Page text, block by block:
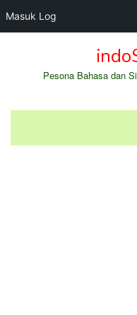
Masuk Log
Pesona Bahasa dan